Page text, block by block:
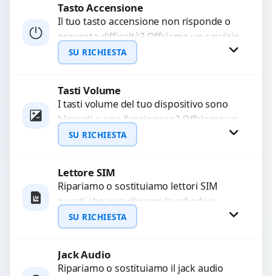
Richiedi Preventivo
WhatsApp
Tasto Accensione
Il tuo tasto accensione non risponde o
presenta difficoltà? Offriamo un servizio
professionale di riparazione o
sostituzione utilizzando componenti di...
SU RICHIESTA
Richiedi Preventivo
WhatsApp
Tasti Volume
I tasti volume del tuo dispositivo sono
bloccati o non funzionano? Offriamo un
servizio di riparazione o sostituzione
con ricambi...
SU RICHIESTA
Richiedi Preventivo
WhatsApp
Lettore SIM
Ripariamo o sostituiamo lettori SIM
guasti che non rilevano la scheda o
interrompono il segnale. Utilizziamo
ricambi testati e garantiti...
SU RICHIESTA
Richiedi Preventivo
Jack Audio
Ripariamo o sostituiamo il jack audio